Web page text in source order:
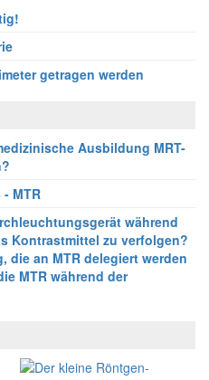
getragen werden
Ausbildung MRT-
MTR
während
Kontrastmittel zu verfolgen?
die an MTR delegiert werden
MTR während der